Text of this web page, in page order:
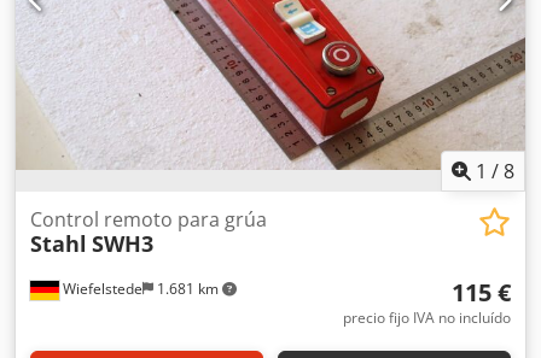
1 /8
Wiefelstede 1.681 km
Control remoto para grúa
Stahl SWH3
115 €
precio fijo IVA no incluído